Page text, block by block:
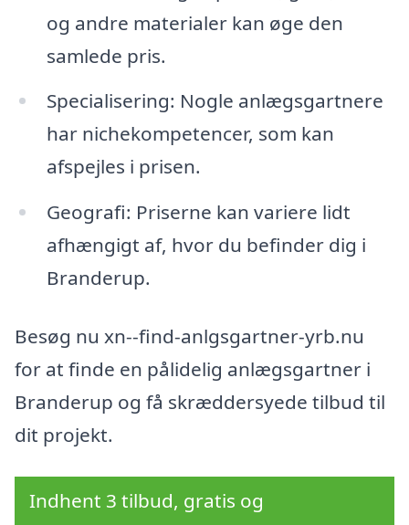
og andre materialer kan øge den
samlede pris.
Specialisering: Nogle anlægsgartnere
har nichekompetencer, som kan
afspejles i prisen.
Geografi: Priserne kan variere lidt
afhængigt af, hvor du befinder dig i
Branderup.
Besøg nu xn--find-anlgsgartner-yrb.nu
for at finde en pålidelig anlægsgartner i
Branderup og få skræddersyede tilbud til
dit projekt.
Indhent 3 tilbud, gratis og